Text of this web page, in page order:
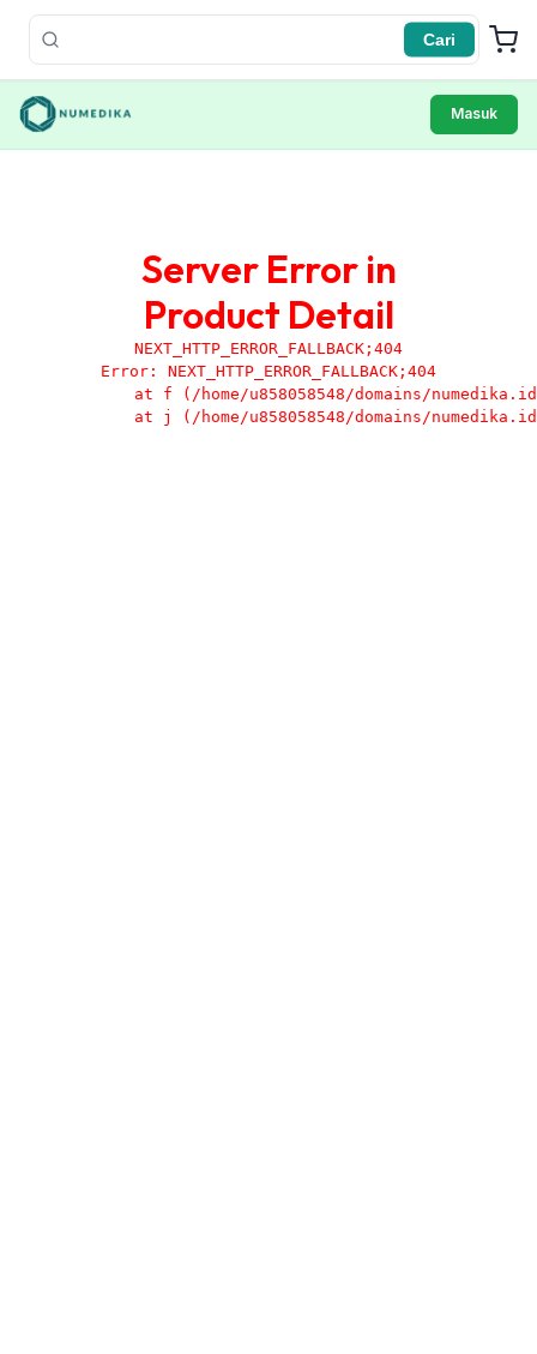
Cari
Masuk
Server Error in
Product Detail
NEXT_HTTP_ERROR_FALLBACK;404
Error: NEXT_HTTP_ERROR_FALLBACK;404
at f (/home/u858058548/domains/
at j (/home/u858058548/domains/